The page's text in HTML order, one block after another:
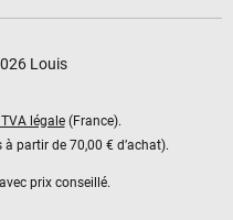
Louis
TVA légale(France).
partir de 70,00 € d’achat).
prix conseillé.